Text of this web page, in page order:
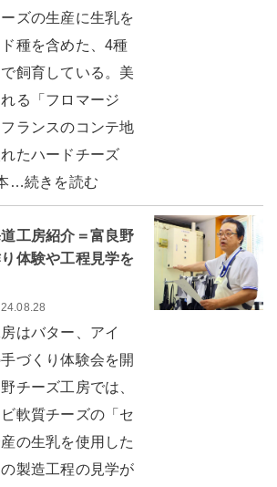
ズの生産に生乳を
種を含めた、4種
飼育している。美
る「フロマージ
ランスのコンテ地
たハードチーズ
…続きを読む
工房紹介＝富良野
体験や工程見学を
はバター、アイ
づくり体験会を開
チーズ工房では、
軟質チーズの「セ
の生乳を使用した
製造工程の見学が